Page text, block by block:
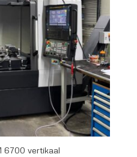
6700 vertikaal